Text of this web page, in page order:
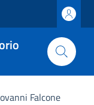
Falcone